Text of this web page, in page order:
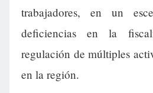
trabajadores, en un
deficiencias en la
regulación de múltiples
en la región.